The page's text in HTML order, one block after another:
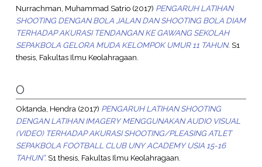
Nurrachman, Muhammad Satrio(2017) PENGARUH LATIHAN
SHOOTING DENGAN BOLA JALAN DAN SHOOTING BOLA DIAM
TERHADAP AKURASI TENDANGAN KE GAWANG SEKOLAH
SEPAKBOLA GELORA MUDA KELOMPOK UMUR 11 TAHUN. S1
thesis, Fakultas Ilmu Keolahragaan.
O
Oktanda, Hendra (2017) PENGARUH LATIHAN SHOOTING
DENGAN LATIHAN IMAGERY MENGGUNAKAN AUDIO VISUAL
(VIDEO) TERHADAP AKURASI SHOOTING/PLEASING ATLET
SEPAKBOLA FOOTBALL CLUB UNY ACADEMY USIA 15-16
TAHUN”.S1 thesis, Fakultas Ilmu Keolahragaan.